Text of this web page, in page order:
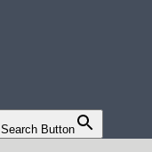
Search Button